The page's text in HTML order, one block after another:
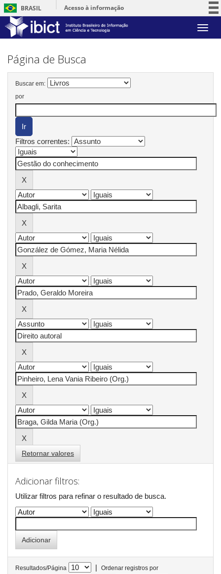
BRASIL
Acesso à informação
Serviços
Skip
Página de Busca
Buscar em:
por
Filtros correntes:
Retornar valores
Adicionar filtros:
Utilizar filtros para refinar o resultado de busca.
Resultados/Página |
Ordenar registros por